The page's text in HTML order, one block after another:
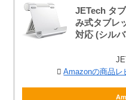
JETech タ
み式タブレ
対応 (シル
Amazonの商品レ